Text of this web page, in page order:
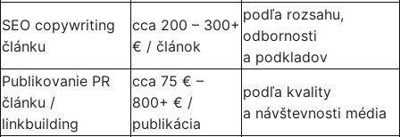
SEO copywriting
článku
cca 200 – 300+
€ / článok
podľa rozsahu,
odbornosti
a podkladov
Publikovanie PR
článku /
linkbuilding
cca 75 € –
800+ € /
publikácia
podľa kvality
a návštevnosti média